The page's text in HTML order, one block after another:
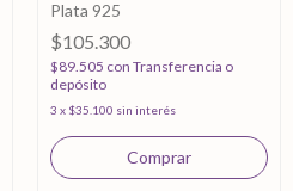
Plata 925
$105.300
$89.505 con Transferencia o
depósito
3 x $35.100 sin interés